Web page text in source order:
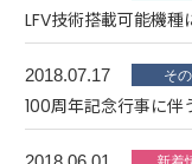
LFV技術搭載可能機
2018.07.17
100周年記念行事に伴